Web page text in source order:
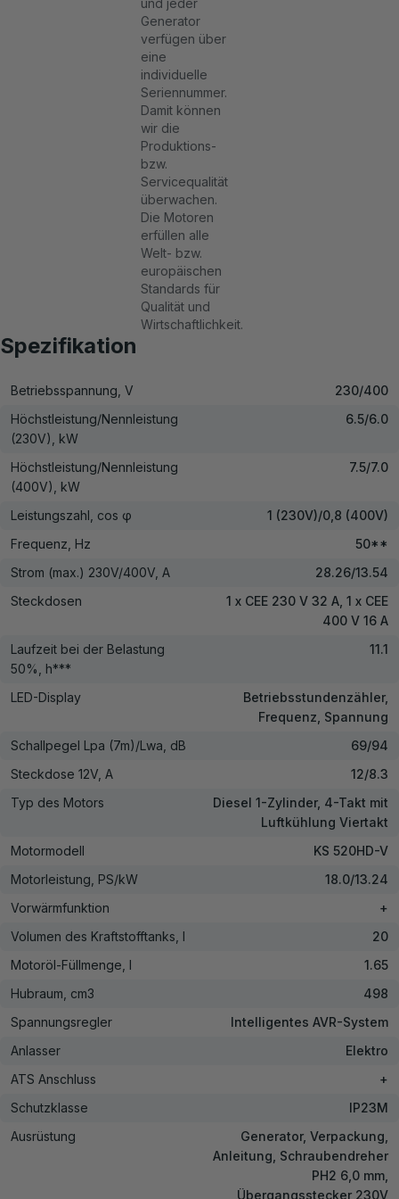
Generator
verfügen über
eine
individuelle
Seriennummer.
Damit können
wir die
Produktions-
bzw.
Servicequalität
überwachen.
Die Motoren
erfüllen alle
Welt- bzw.
europäischen
Standards für
Qualität und
Wirtschaftlichkeit.
Spezifikation
Betriebsspannung, V
230/400
Höchstleistung/Nennleistung
(230V), kW
6.5/6.0
Höchstleistung/Nennleistung
(400V), kW
7.5/7.0
Leistungszahl, cos φ
1 (230V)/0,8 (400V)
Frequenz, Hz
50**
Strom (max.) 230V/400V, A
28.26/13.54
Steckdosen
1 x CEE 230 V 32 A, 1 x CEE
400 V 16 A
Laufzeit bei der Belastung
50%, h***
11.1
LED-Display
Betriebsstundenzähler,
Frequenz, Spannung
Schallpegel Lpa (7m)/Lwa, dB
69/94
Steckdose 12V, А
12/8.3
Typ des Motors
Diesel 1-Zylinder, 4-Takt mit
Luftkühlung Viertakt
Motormodell
KS 520HD-V
Motorleistung, PS/kW
18.0/13.24
Vorwärmfunktion
+
Volumen des Kraftstofftanks, l
20
Motoröl-Füllmenge, l
1.65
Hubraum, cm3
498
Spannungsregler
Intelligentes AVR-System
Anlasser
Elektro
ATS Anschluss
+
Schutzklasse
IP23M
Ausrüstung
Generator, Verpackung,
Anleitung, Schraubendreher
PH2 6,0 mm,
Übergangsstecker 230V